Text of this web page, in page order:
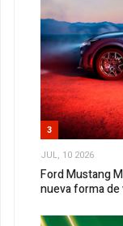
3
JUL, 10 2026
Ford Mustang
nueva forma de